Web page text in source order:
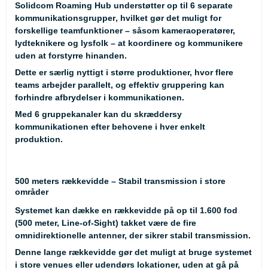
Solidcom Roaming Hub understøtter op til 6 separate
kommunikationsgrupper, hvilket gør det muligt for
forskellige teamfunktioner – såsom kameraoperatører,
lydteknikere og lysfolk – at koordinere og kommunikere
uden at forstyrre hinanden.
Dette er særlig nyttigt i større produktioner, hvor flere
teams arbejder parallelt, og effektiv gruppering kan
forhindre afbrydelser i kommunikationen.
Med 6 gruppekanaler kan du skræddersy
kommunikationen efter behovene i hver enkelt
produktion.
500 meters rækkevidde – Stabil transmission i store
områder
Systemet kan dække en rækkevidde på op til 1.600 fod
(500 meter, Line-of-Sight) takket være de fire
omnidirektionelle antenner, der sikrer stabil transmission.
Denne lange rækkevidde gør det muligt at bruge systemet
i store venues eller udendørs lokationer, uden at gå på